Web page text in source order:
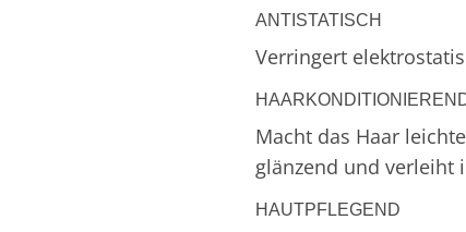
ANTISTATISCH
Verringert
Macht das Haar
glänzend und verleiht
HAUTPFLEGEND